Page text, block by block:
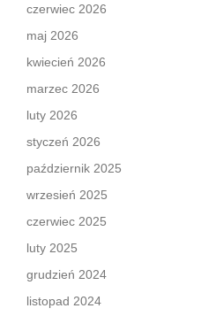
czerwiec 2026
maj 2026
kwiecień 2026
marzec 2026
luty 2026
styczeń 2026
październik 2025
wrzesień 2025
czerwiec 2025
luty 2025
grudzień 2024
listopad 2024